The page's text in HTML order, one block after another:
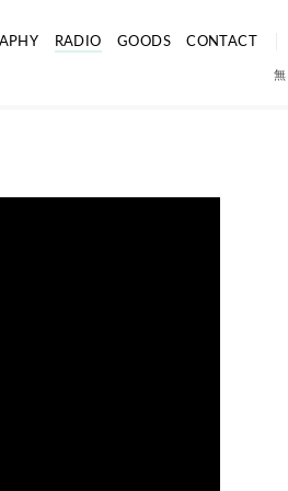
RADIO GOODS CONTACT